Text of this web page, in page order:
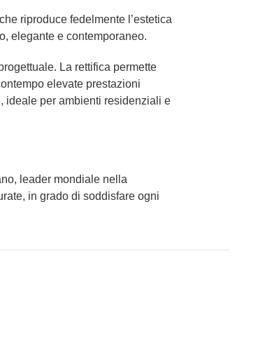
riproduce fedelmente l’estetica
elegante e contemporaneo.
La rettifica permette
elevate prestazioni
ideale per ambienti residenziali e
leader mondiale nella
in grado di soddisfare ogni